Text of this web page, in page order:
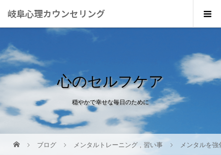
岐阜心理カウンセリング
心のセルフケア
穏やかで幸せな毎日のために
ブログ メンタルトレーニング , 習い事 メンタルを